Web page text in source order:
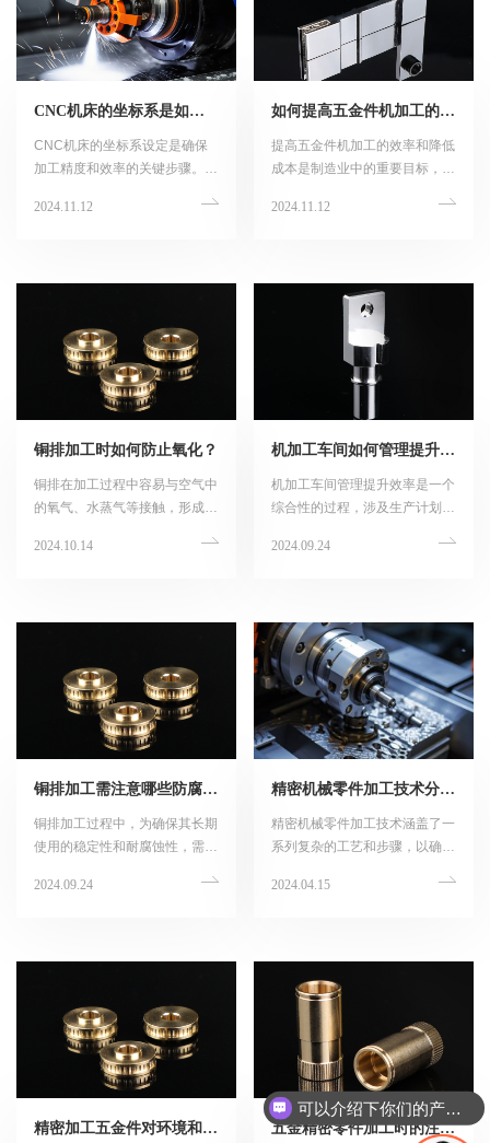
的变革。
CNC机床的坐标系是如何设定的？
CNC机床的坐标系设定是确保
加工精度和效率的关键步骤。
床坐标系和工件坐标系，以下是
2024.11.12
如何提高五金件机加工的效率和降低成本？
提高五金件机加工的效率和降低
成本是制造业中的重要目标，以
2024.11.12
铜排加工时如何防止氧化？
铜排在加工过程中容易与空气中
的氧气、水蒸气等接触，形成铜
为了防止铜排在加工过程中氧
2024.10.14
机加工车间如何管理提升效率？
机加工车间管理提升效率是一个
综合性的过程，涉及生产计划、
等多个方面。以下是一些关键的
2024.09.24
铜排加工需注意哪些防腐措施？
铜排加工过程中，为确保其长期
使用的稳定性和耐腐蚀性，需要
些主要的防腐措施：
2024.09.24
精密机械零件加工技术分别包括哪些？
精密机械零件加工技术涵盖了一
系列复杂的工艺和步骤，以确保
性能。以下是一些主要的精密机
2024.04.15
精密加工五金件对环境和设备的要求分析 五金精密零件加工时的注意事项
可以介绍下你们的产品么